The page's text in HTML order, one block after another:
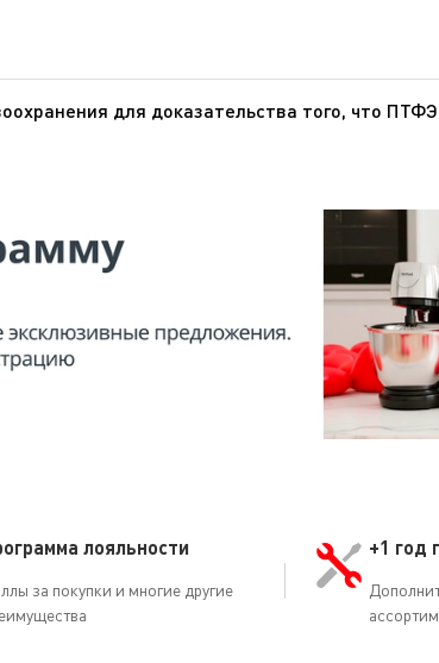
для доказательства того, что
по изучению рака), ВОЗ (Всемирная
канцерогеном для человека.О том, что
искусственные артерии, протезы и т.д.).
лояльности
за покупки и многие другие
+1 год